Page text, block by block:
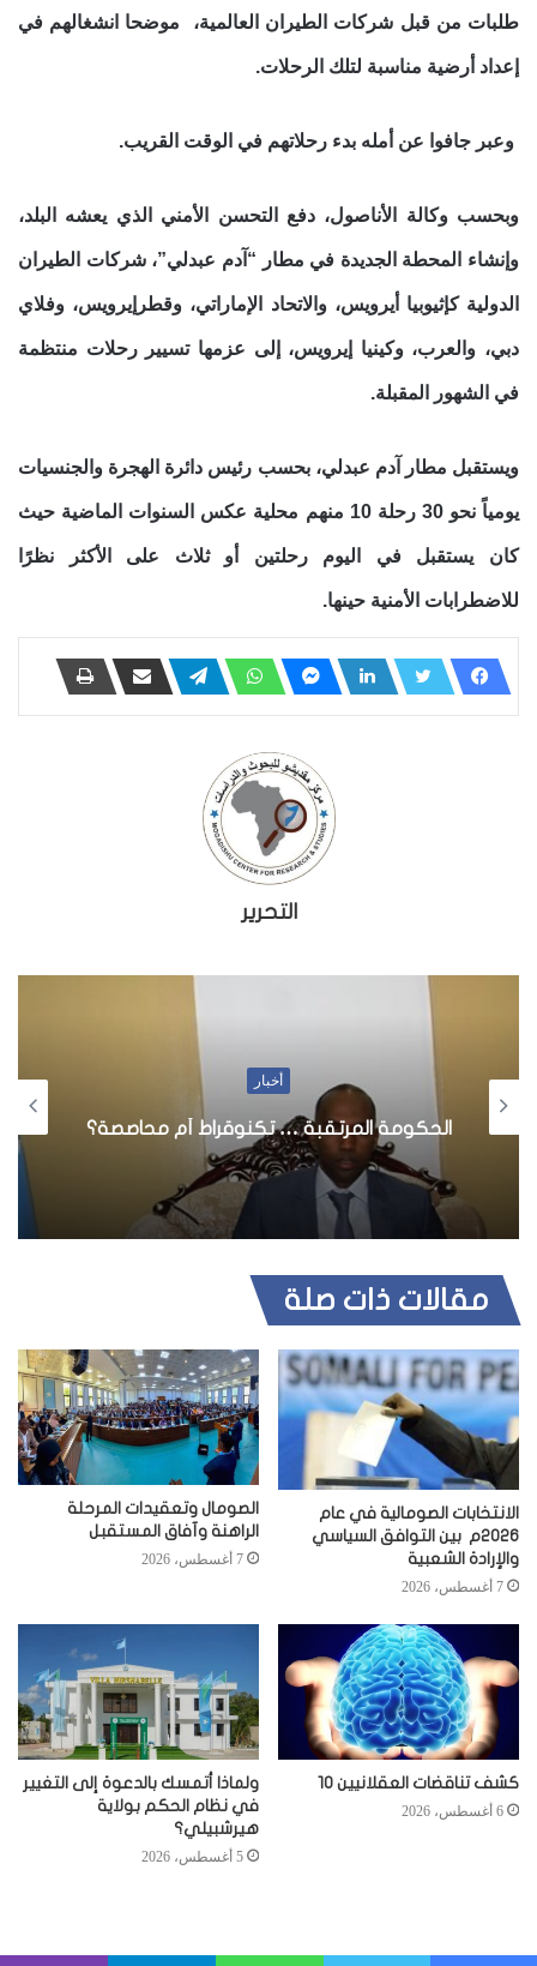
طلبات من قبل شركات الطيران العالمية، موضحا انشغالهم في
إعداد أرضية مناسبة لتلك الرحلات.
وعبر جافوا عن أمله بدء رحلاتهم في الوقت القريب.
وبحسب وكالة الأناصول، دفع التحسن الأمني الذي يعشه البلد،
وإنشاء المحطة الجديدة في مطار “آدم عبدلي”، شركات الطيران
الدولية كإثيوبيا أيرويس، والاتحاد الإماراتي، وقطرإيرويس، وفلاي
دبي، والعرب، وكينيا إيرويس، إلى عزمها تسيير رحلات منتظمة
في الشهور المقبلة.
ويستقبل مطار آدم عبدلي، بحسب رئيس دائرة الهجرة والجنسيات
يومياً نحو 30 رحلة 10 منهم محلية عكس السنوات الماضية حيث
كان يستقبل في اليوم رحلتين أو ثلاث على الأكثر نظرًا
للاضطرابات الأمنية حينها.
التحرير
أخبار
الحكومة المرتقبة … تكنوقراط أم محاصصة؟
مقالات ذات صلة
الانتخابات الصومالية في عام
2026م بين التوافق السياسي
والإرادة الشعبية
7 أغسطس، 2026
الصومال وتعقيدات المرحلة
الراهنة وآفاق المستقبل
7 أغسطس، 2026
كشف تناقضات العقلانيين 10
6 أغسطس، 2026
ولماذا أتمسك بالدعوة إلى التغيير
في نظام الحكم بولاية
هيرشبيلي؟
5 أغسطس، 2026